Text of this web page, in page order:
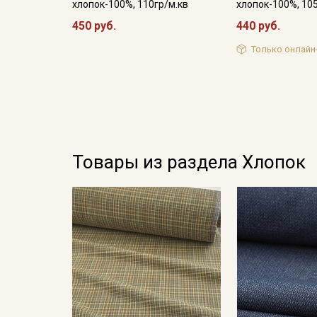
хлопок-100%, 110гр/м.кв
450 руб.
хлопок-100%,
440 руб.
Только
Товары из раздела Хлопок